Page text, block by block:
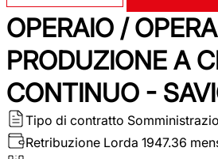
OPERAIO /
PRODUZIONE A
CONTINUO -
Tipo di contratto
Retribuzione Lorda 1947.36